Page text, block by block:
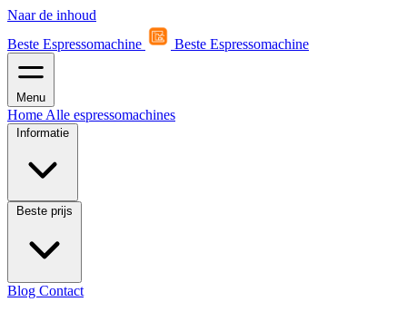
Naar de inhoud
Beste Espressomachine
Beste Espressomachine
Menu
Home Alle espressomachines
Informatie
Beste prijs
Blog Contact